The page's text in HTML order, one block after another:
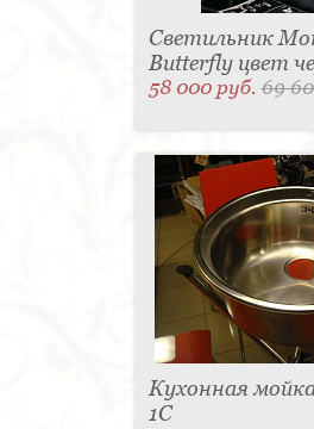
Светильник
Butterfly цвет
58 000 руб.69
Кухонная
1C